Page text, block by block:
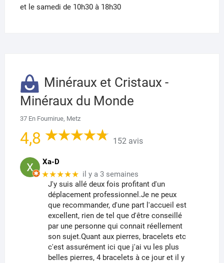
et le samedi de 10h30 à 18h30
Minéraux et Cristaux -
Minéraux du Monde
37 En Fournirue, Metz
4,8 152 avis
Xa-D
★★★★★ il y a 3 semaines
J'y suis allé deux fois profitant d'un
déplacement professionnel.Je ne peux
que recommander, d'une part l'accueil est
excellent, rien de tel que d'être conseillé
par une personne qui connait réellement
son sujet.Quant aux pierres, bracelets etc
c'est assurément ici que j'ai vu les plus
belles pierres, 4 bracelets à ce jour et il y